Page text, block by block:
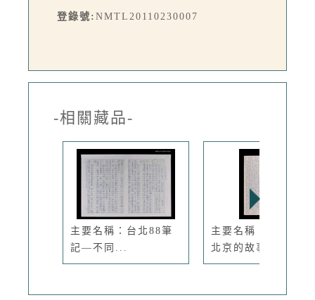
登錄號: NMTL20110230007
-相關藏品-
主要名稱：台北88筆
記—不同...
主要名稱：玫瑰怨—
北京的故事...